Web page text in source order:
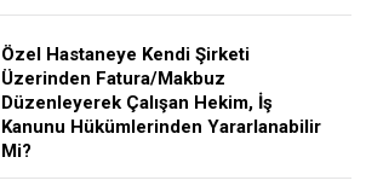
Özel Hastaneye Kendi Şirketi
Üzerinden Fatura/Makbuz
Düzenleyerek Çalışan Hekim, İş
Kanunu Hükümlerinden Yararlanabilir
Mi?